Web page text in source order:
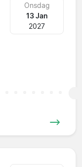
Onsdag
13 Jan
2027